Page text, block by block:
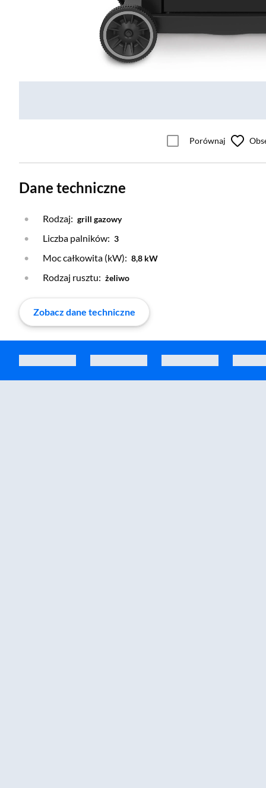
Porównaj
Dane techniczne
Rodzaj: grill gazowy
Liczba palników: 3
Moc całkowita (kW): 8,8 kW
Rodzaj rusztu: żeliwo
Zobacz dane techniczne